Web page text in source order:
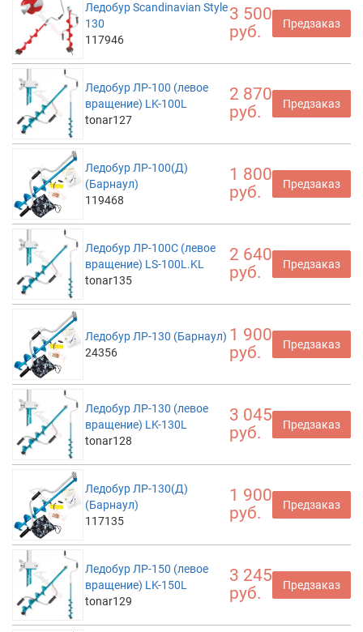
Ледобур Scandinavian Style
130
117946
3 500
руб.
Предзаказ
Ледобур ЛР-100 (левое
вращение) LK-100L
tonar127
2 870
руб.
Предзаказ
Ледобур ЛР-100(Д)
(Барнаул)
119468
1 800
руб.
Предзаказ
Ледобур ЛР-100С (левое
вращение) LS-100L.KL
tonar135
2 640
руб.
Предзаказ
Ледобур ЛР-130 (Барнаул)
24356
1 900
руб.
Предзаказ
Ледобур ЛР-130 (левое
вращение) LK-130L
tonar128
3 045
руб.
Предзаказ
Ледобур ЛР-130(Д)
(Барнаул)
117135
1 900
руб.
Предзаказ
Ледобур ЛР-150 (левое
вращение) LK-150L
tonar129
3 245
руб.
Предзаказ